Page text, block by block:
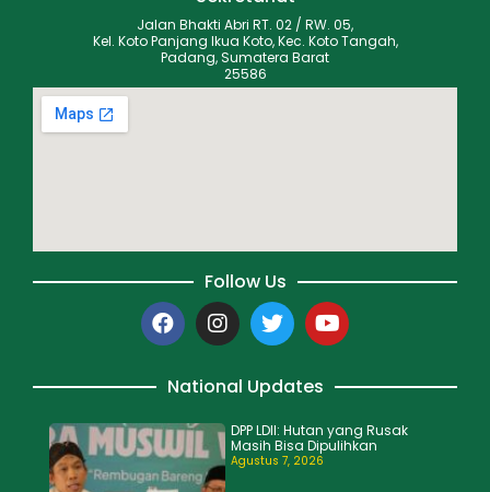
Jalan Bhakti Abri RT. 02 / RW. 05,
Kel. Koto Panjang Ikua Koto, Kec. Koto Tangah,
Padang, Sumatera Barat
25586
Follow Us
National Updates
DPP LDII: Hutan yang Rusak
Masih Bisa Dipulihkan
Agustus 7, 2026